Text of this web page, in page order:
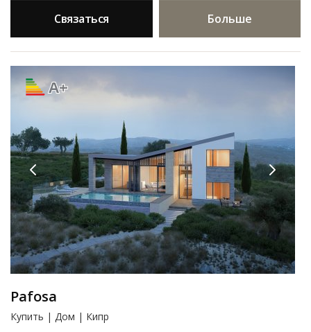
Связаться Больше
A+
Pafosa
Купить | Дом | Кипр